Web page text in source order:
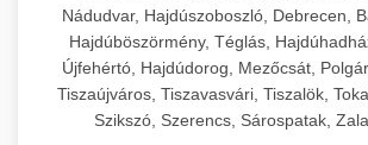
Nádudvar, Hajdúszoboszló, Debrecen,
Hajdúböszörmény, Téglás,
Újfehértó, Hajdúdorog, Mezőcsát,
Tiszaújváros, Tiszavasvári, Tiszalök,
Szikszó, Szerencs, Sárospatak,